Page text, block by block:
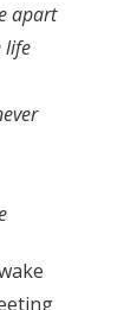
apart
life